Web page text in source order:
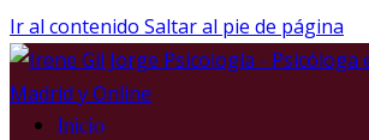
Ir al contenido Saltar al pie de página
Inicio